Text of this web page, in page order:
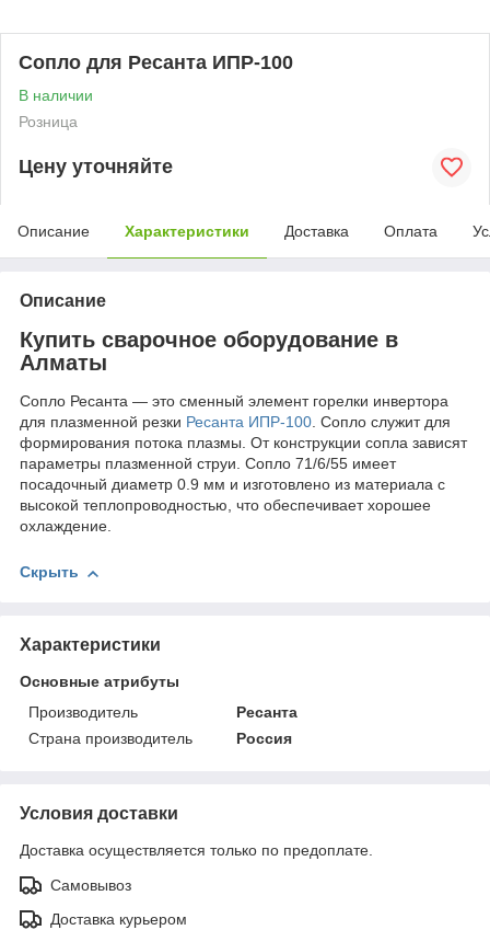
Сопло для Ресанта ИПР-100
В наличии
Розница
Цену уточняйте
Описание Характеристики Доставка Оплата
Описание
Купить сварочное оборудование в
Алматы
Сопло Ресанта — это сменный элемент горелки инвертора
для плазменной резки Ресанта ИПР-100. Сопло служит для
формирования потока плазмы. От конструкции сопла зависят
параметры плазменной струи. Сопло 71/6/55 имеет
посадочный диаметр 0.9 мм и изготовлено из материала с
высокой теплопроводностью, что обеспечивает хорошее
охлаждение.
Скрыть
Характеристики
Основные атрибуты
Производитель
Ресанта
Страна производитель
Россия
Условия доставки
Доставка осуществляется только по предоплате.
Самовывоз
Доставка курьером